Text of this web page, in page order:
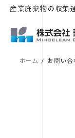
産業廃棄物の収集
ホーム お問い合